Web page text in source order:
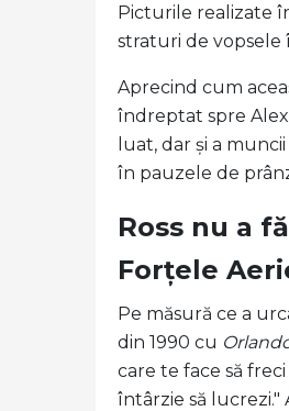
Picturile realizate
straturi de vopsele
Aprecind cum
îndreptat spre
luat, dar și a
în pauzele de
Ross nu a
Forțele
Pe măsură ce a
din 1990 cu
care te face să
întârzie să lucrezi."